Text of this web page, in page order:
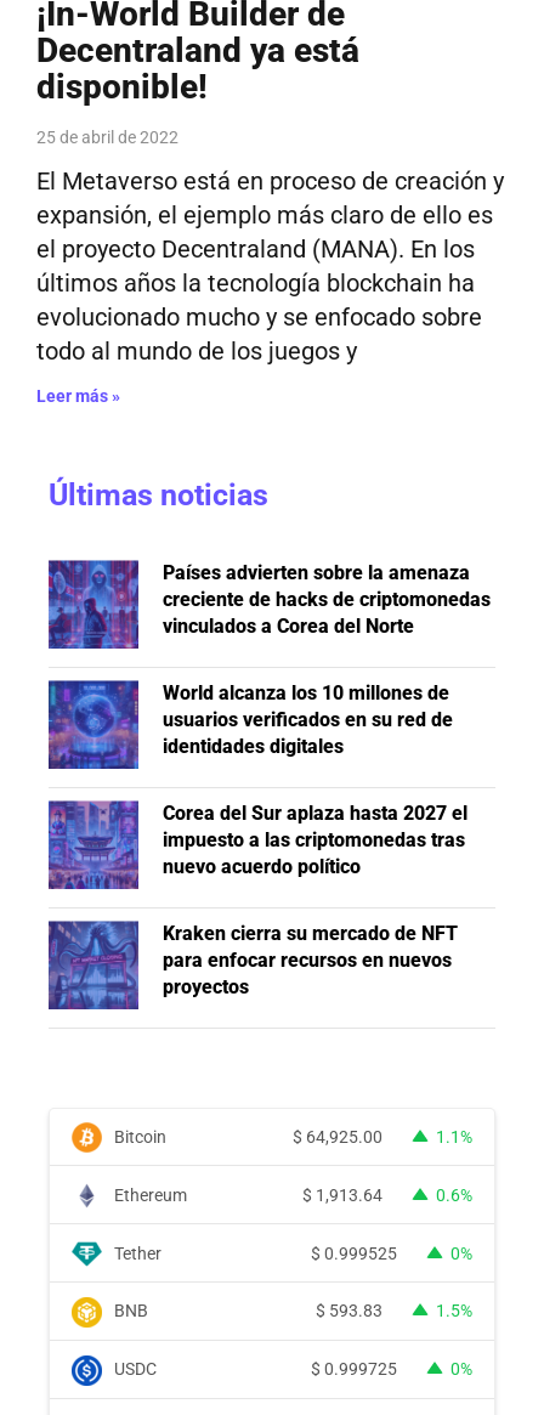
¡In-World Builder de
Decentraland ya está
disponible!
25 de abril de 2022
El Metaverso está en proceso de creación y
expansión, el ejemplo más claro de ello es
el proyecto Decentraland (MANA). En los
últimos años la tecnología blockchain ha
evolucionado mucho y se enfocado sobre
todo al mundo de los juegos y
Leer más »
Últimas noticias
Países advierten sobre la amenaza
creciente de hacks de criptomonedas
vinculados a Corea del Norte
World alcanza los 10 millones de
usuarios verificados en su red de
identidades digitales
Corea del Sur aplaza hasta 2027 el
impuesto a las criptomonedas tras
nuevo acuerdo político
Kraken cierra su mercado de NFT
para enfocar recursos en nuevos
proyectos
Bitcoin $ 64,925.00 1.1%
Ethereum $ 1,913.64 0.6%
Tether $ 0.999525 0%
BNB $ 593.83 1.5%
USDC $ 0.999725 0%